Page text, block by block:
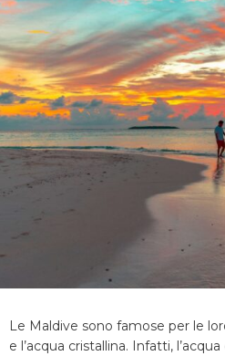
Le Maldive sono famose per le
e l’acqua cristallina. Infatti,